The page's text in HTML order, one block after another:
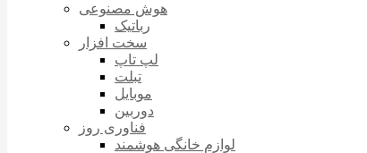
هوش مصنوعی
رباتیک
سخت افزار
لپ تاپ
تبلت
موبایل
دوربین
فناوری روز
لوازم خانگی هوشمند